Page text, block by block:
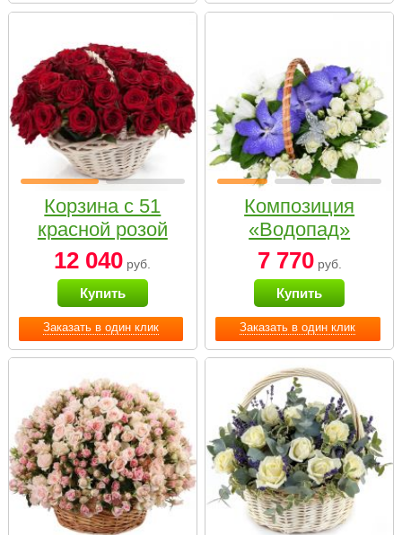
Заказать в один клик
Корзина с 51
красной розой
12 040 руб.
Купить
Заказать в один клик
Композиция
«Водопад»
7 770руб.
Купить